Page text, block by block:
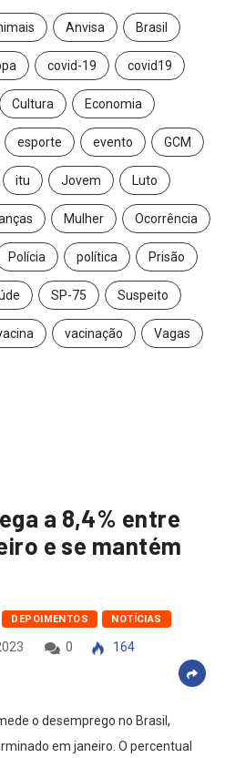
Anvisa Brasil
covid-19 covid19
Cultura Economia
esporte evento GCM
itu Jovem Luto
Mulher Ocorrência
Polícia política Prisão
SP-75 Suspeito
vacinação Vagas
a 8,4% entre
e se mantém
DEPOIMENTOS NOTÍCIAS
0
164
o desemprego no Brasil,
em janeiro. O percentual